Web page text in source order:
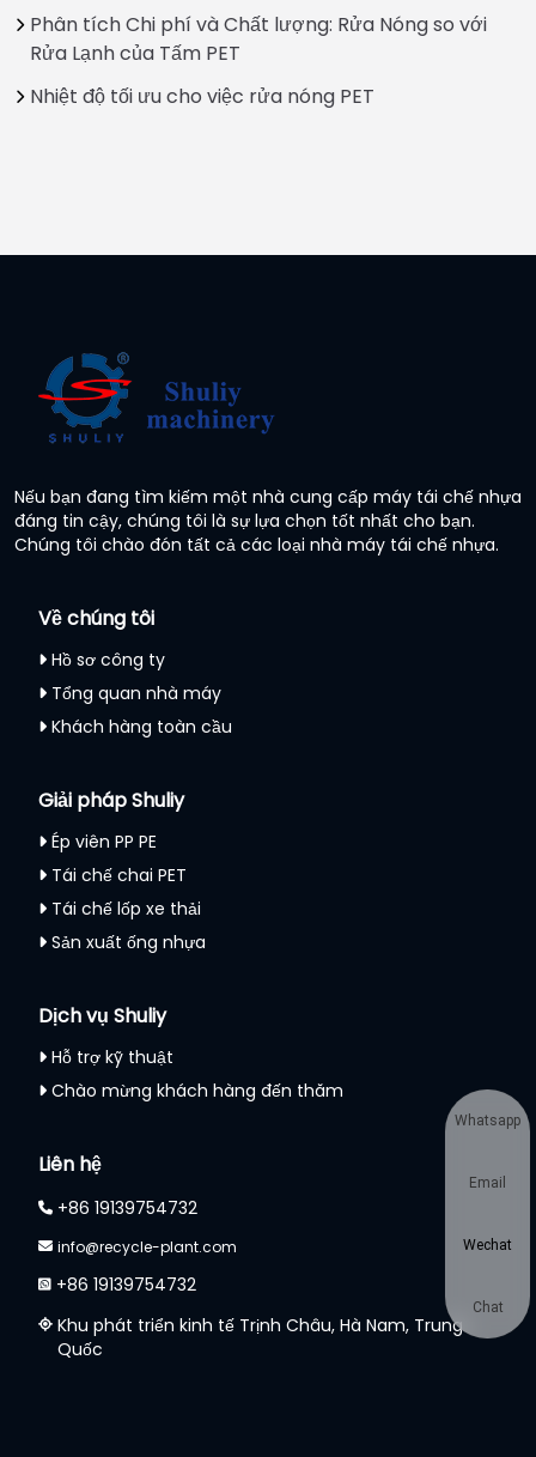
Phân tích Chi phí và Chất lượng: Rửa Nóng so với
Rửa Lạnh của Tấm PET
Nhiệt độ tối ưu cho việc rửa nóng PET
Nếu bạn đang tìm kiếm một nhà cung cấp máy tái chế nhựa
đáng tin cậy, chúng tôi là sự lựa chọn tốt nhất cho bạn.
Chúng tôi chào đón tất cả các loại nhà máy tái chế nhựa.
Về chúng tôi
Hồ sơ công ty
Tổng quan nhà máy
Khách hàng toàn cầu
Giải pháp Shuliy
Ép viên PP PE
Tái chế chai PET
Tái chế lốp xe thải
Sản xuất ống nhựa
Dịch vụ Shuliy
Hỗ trợ kỹ thuật
Chào mừng khách hàng đến thăm
Liên hệ
+86 19139754732
info@recycle-plant.com
+86 19139754732
Khu phát triển kinh tế Trịnh Châu, Hà Nam, Trung
Quốc
Whatsapp
Email
Wechat
Chat